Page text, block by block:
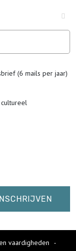
(6 mails per jaar)
vaardigheden
-